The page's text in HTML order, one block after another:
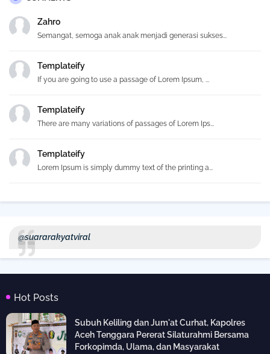
Zahro
Semangat, semoga anak anak menjadi generasi sukses...
Templateify
If you are going to use a passage of Lorem Ipsum, ...
Templateify
There are many variations of passages of Lorem Ips...
Templateify
Lorem Ipsum is simply dummy text of the printing a...
@suararakyatviral
Hot Posts
Subuh Keliling dan Jum'at Curhat, Kapolres
Aceh Tenggara Pererat Silaturahmi Bersama
Forkopimda, Ulama, dan Masyarakat